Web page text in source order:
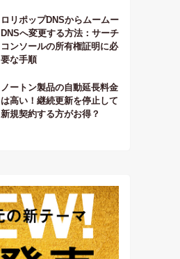
ロリポップDNSからムームー
DNSへ変更する方法：サーチ
コンソールの所有権証明に必
要な手順
ノートン製品の自動延長料金
は高い！継続更新を停止して
新規契約する方がお得？